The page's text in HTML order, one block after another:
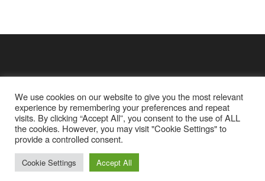
Cookie Policy
Datenschutz
Google Analytics und Cookie Dateien
© 2025Einfache Rezept
We use cookies on our website to give you the most relevant
experience by remembering your preferences and repeat
visits. By clicking “Accept All”, you consent to the use of ALL
the cookies. However, you may visit "Cookie Settings" to
provide a controlled consent.
Cookie Settings Accept All